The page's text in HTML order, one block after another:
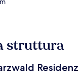
struttura
Residenz